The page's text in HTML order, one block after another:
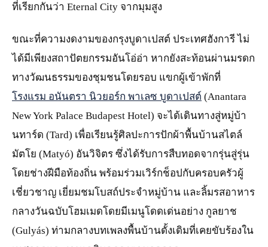
ที่เรียกกันว่า Eternal City จากมุมสูง
ขณะที่ความงดงามของกรุงบูดาเปสต์ ประเทศฮังการี ไม่
ได้มีเพียงสถาปัตยกรรมอันโอ่อ่า หากยังสะท้อนผ่านมรดก
ทางวัฒนธรรมของชุมชนโดยรอบ แขกผู้เข้าพักที่
โรงแรม อนันตรา นิวยอร์ก พาเลซ บูดาเปสต์ (Anantara
New York Palace Budapest Hotel) จะได้เดินทางสู่หมู่บ้า
นทาร์ด (Tard) เพื่อเรียนรู้ศิลปะการปักผ้าพื้นบ้านสไตล์
มัตโย (Matyó) อันวิจิตร ซึ่งได้รับการสืบทอดจากรุ่นสู่รุ่น
โดยช่างฝีมือท้องถิ่น พร้อมร่วมเวิร์กช็อปกับครอบครัวผู้
เชี่ยวชาญ เยี่ยมชมโบสถ์ประจำหมู่บ้าน และลิ้มรสอาหาร
กลางวันฉบับโฮมเมดโดยมีเมนูโดดเด่นอย่าง กูลยาช
(Gulyás) ท่ามกลางบทเพลงพื้นบ้านดั้งเดิมที่เคยขับร้องใน